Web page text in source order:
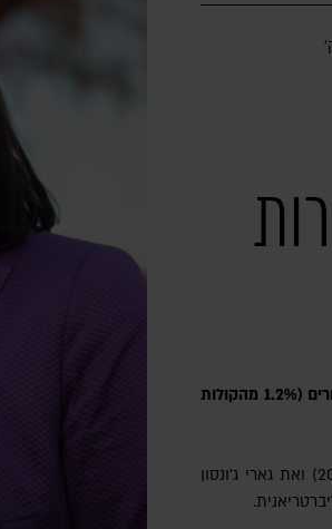
ו, ברכותיי על זכייה במעל 1.6 מיליון קולות בוחרים (1.2% מהקולות
יורגנסן: כך שמעתי. נדמה לי שעקפנו את בוב בר (2008) ואת גארי ג'ונסון